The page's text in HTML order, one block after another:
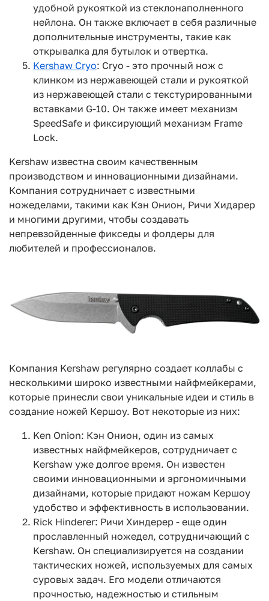
удобной рукояткой из стеклонаполненного
нейлона. Он также включает в себя различные
дополнительные инструменты, такие как
открывалка для бутылок и отвертка.
Kershaw Cryo: Cryo - это прочный нож с
клинком из нержавеющей стали и рукояткой
из нержавеющей стали с текстурированными
вставками G-10. Он также имеет механизм
SpeedSafe и фиксирующий механизм Frame
Lock.
Kershaw известна своим качественным
производством и инновационными дизайнами.
Компания сотрудничает с известными
ножеделами, такими как Кэн Онион, Ричи Хидарер
и многими другими, чтобы создавать
непревзойденные фикседы и фолдеры для
любителей и профессионалов.
Компания Kershaw регулярно создает коллабы с
несколькими широко известными найфмейкерами,
которые принесли свои уникальные идеи и стиль в
создание ножей Кершоу. Вот некоторые из них:
Ken Onion: Кэн Онион, один из самых
известных найфмейкеров, сотрудничает с
Kershaw уже долгое время. Он известен
своими инновационными и эргономичными
дизайнами, которые придают ножам Кершоу
удобство и эффективность в использовании.
Rick Hinderer: Ричи Хиндерер - еще один
прославленный ножедел, сотрудничающий с
Kershaw. Он специализируется на создании
тактических ножей, используемых для самых
суровых задач. Его модели отличаются
прочностью, надежностью и стильным